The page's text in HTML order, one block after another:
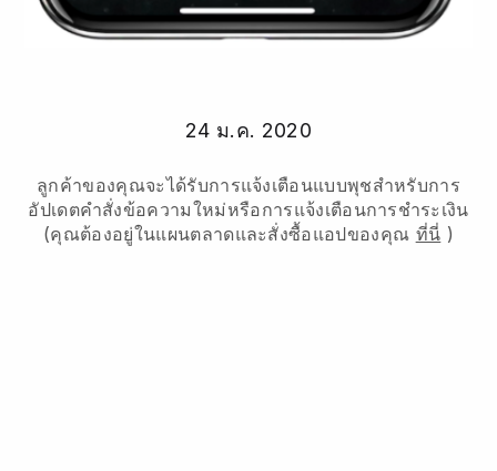
24 ม.ค. 2020
ลูกค้าของคุณจะได้รับการแจ้งเตือนแบบพุชสำหรับการ
อัปเดตคำสั่งข้อความใหม่หรือการแจ้งเตือนการชำระเงิน
(คุณต้องอยู่ในแผนตลาดและสั่งซื้อแอปของคุณ ที่นี่ )